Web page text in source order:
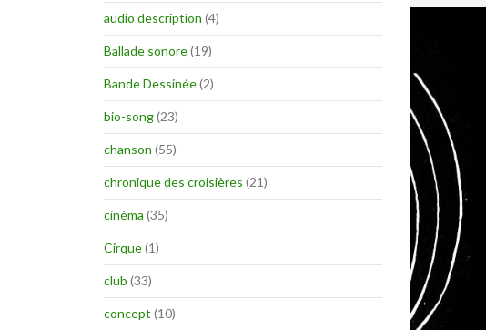
audio description (4)
Ballade sonore(19)
Bande Dessinée(2)
bio-song(23)
chanson (55)
chronique des croisières (21)
cinéma (35)
Cirque(1)
club (33)
concept (10)